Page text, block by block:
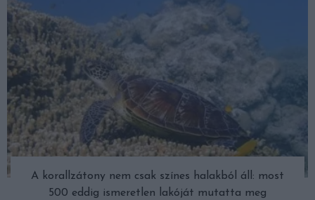
A korallzátony nem csak színes halakból áll: most
500 eddig ismeretlen lakóját mutatta meg